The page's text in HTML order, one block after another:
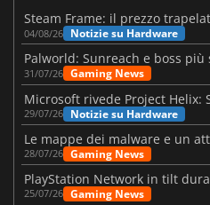
04/08/26 Notizie su Hardware
31/07/26 Gaming News
Microsoft rivede Project Helix:
29/07/26 Notizie su Hardware
28/07/26 Gaming News
25/07/26 Gaming News